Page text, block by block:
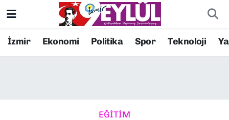
İzmir Ekonomi Politika Spor Teknoloji
EĞİTİM
Resmi İlanlar
Konak Nöbetçi Eczaneler
Süper Lig Puan Durumu ve Fikstür